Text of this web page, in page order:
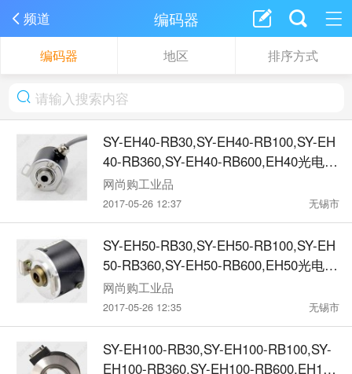
频道 编码器
编码器 地区 排序方式
SY-EH40-RB30,SY-EH40-RB100,SY-EH
40-RB360,SY-EH40-RB600,EH40光电编
码器
网尚购工业品
2017-05-26 12:37 无锡市
SY-EH50-RB30,SY-EH50-RB100,SY-EH
50-RB360,SY-EH50-RB600,EH50光电编
码器
网尚购工业品
2017-05-26 12:35 无锡市
SY-EH100-RB30,SY-EH100-RB100,SY-
EH100-RB360,SY-EH100-RB600,EH100